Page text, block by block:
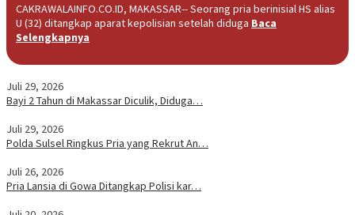
CAKRAWALAINFO.CO.ID, MAKASSAR-- Seorang pria berinisial HS alias
U (32) ditangkap aparat kepolisian setelah diduga Baca
Selengkapnya
Juli 29, 2026
Bayi 2 Tahun di Makassar Diculik, Diduga…
Juli 29, 2026
Polda Sulsel Ringkus Pria yang Rekrut An…
Juli 26, 2026
Pria Lansia di Gowa Ditangkap Polisi kar…